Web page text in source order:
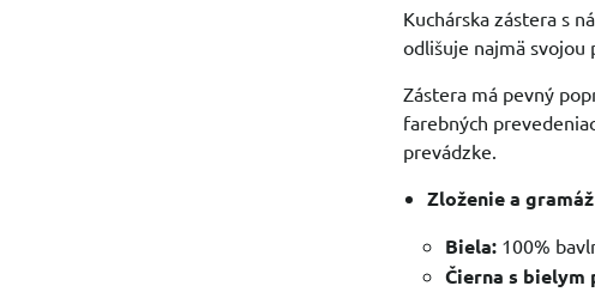
Kuchárska zástera s
odlišuje najmä
Zástera má pevný
farebných
prevádzke.
Zloženie a
Biela: 100%
Čierna s bielym